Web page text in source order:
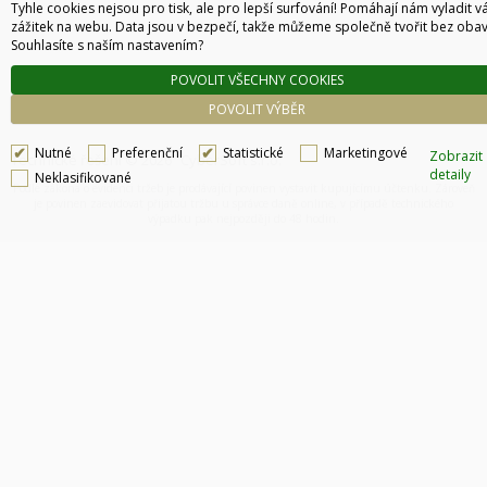
2-3 týdny DO KOŠÍKU
Technické řešení © 2026 CyberSoft s.r.o.
Podle zákona o evidenci tržeb je prodávající povinen vystavit kupujícímu účtenku. Zároveň
Tyhle cookies nejsou pro tisk, ale pro lepší surfování! Pomáhají nám vyladit
zážitek na webu. Data jsou v bezpečí, takže můžeme společně tvořit bez
Souhlasíte s naším nastavením?
POVOLIT VÝBĚR
POVOLIT VŠECHNY COOKIES
Nutné Preferenční Statistické
Marketingové
Neklasifikované
Zobrazit
detaily